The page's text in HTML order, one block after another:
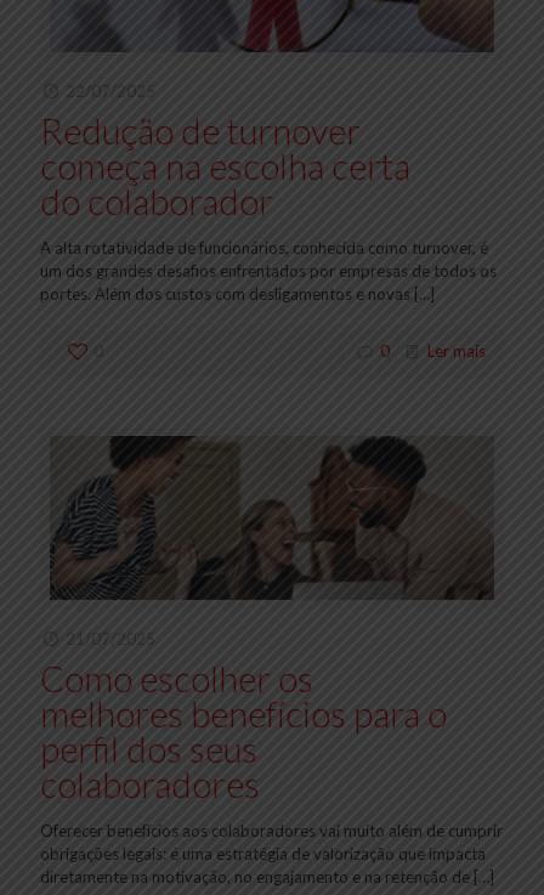
22/07/2025
Redução de turnover
começa na escolha certa
do colaborador
A alta rotatividade de funcionários, conhecida como turnover, é
um dos grandes desafios enfrentados por empresas de todos os
portes. Além dos custos com desligamentos e novas […]
0 0 Ler mais
21/07/2025
Como escolher os
melhores benefícios para o
perfil dos seus
colaboradores
Oferecer benefícios aos colaboradores vai muito além de cumprir
obrigações legais: é uma estratégia de valorização que impacta
diretamente na motivação, no engajamento e na retenção de […]